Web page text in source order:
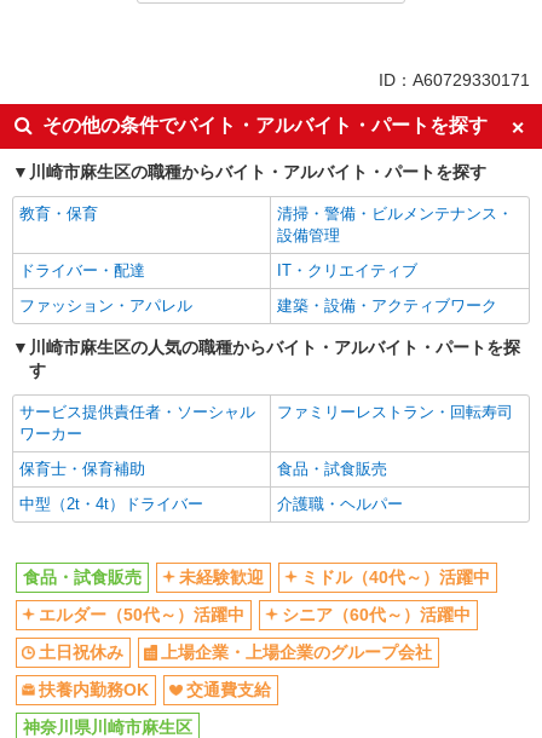
未経験歓迎
ミドル（40代～）活躍中
エルダー（50代～）活躍中
シニア（60代～）活躍中
土日祝休み
上場企業・上場企業のグループ会
社
交通費支給
同じ職種から求人を探す
販売・接客サービス
食品・試食販売
同じ特徴から求人を探す
未経験歓迎
土日祝休み
上場企業・上場企業のグループ会
社
ID：A60729330171
その他の条件でバイト・アルバイト・パートを探す
川崎市麻生区の職種からバイト・アルバイト・パートを探す
教育・保育
清掃・警備・ビルメンテナンス・
設備管理
ドライバー・配達
IT・クリエイティブ
ファッション・アパレル
建築・設備・アクティブワーク
川崎市麻生区の人気の職種からバイト・アルバイト・パートを探
す
サービス提供責任者・ソーシャル
ワーカー
ファミリーレストラン・回転寿司
保育士・保育補助
食品・試食販売
中型（2t・4t）ドライバー
介護職・ヘルパー
食品・試食販売 未経験歓迎
ミドル（40代～）活躍中
エルダー（50代～）活躍中
シニア（60代～）活躍中
土日祝休み
上場企業・上場企業のグループ会社
扶養内勤務OK
交通費支給
神奈川県川崎市麻生区